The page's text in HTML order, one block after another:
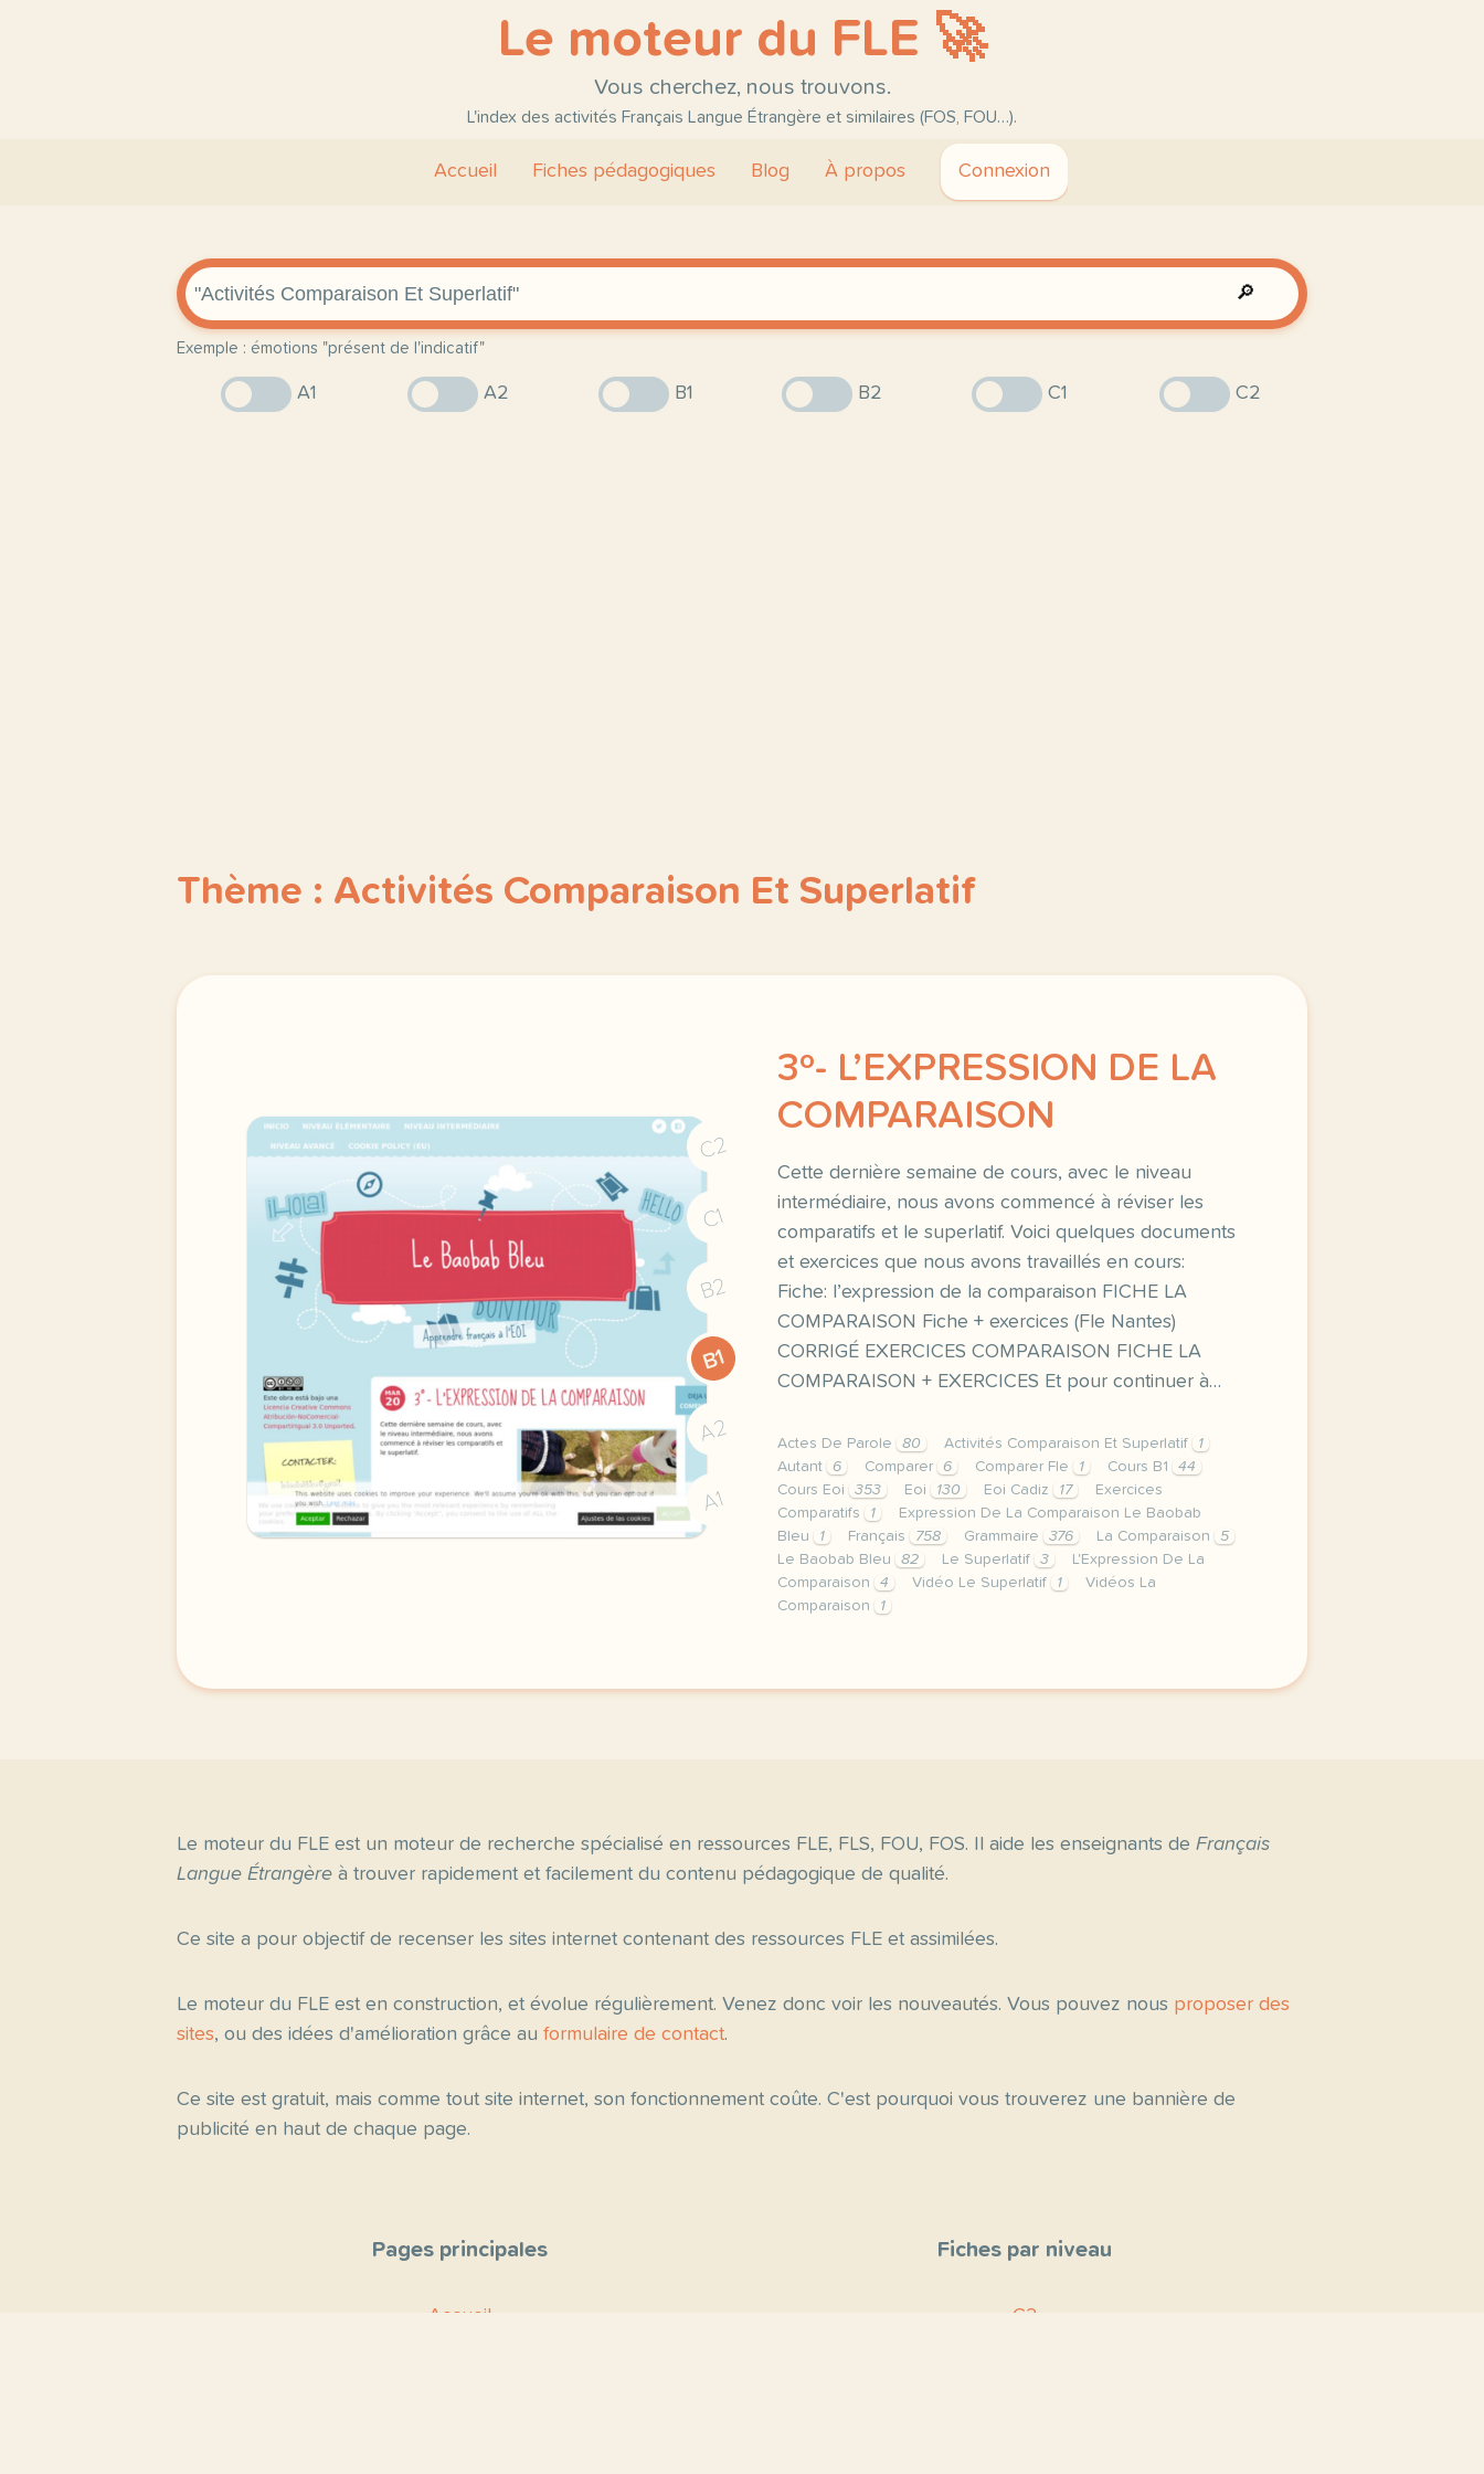
Le moteur du FLE 🚀
Vous cherchez, nous trouvons.
L'index des activités Français Langue Étrangère et similaires (FOS, FOU…).
Accueil Fiches pédagogiques Blog À propos Connexion
🔎
Exemple : émotions "présent de l'indicatif"
A1 A2 B1 B2 C1 C2
Thème : Activités Comparaison Et Superlatif
C2
C1
B2
B1
A2
A1
3º- L’EXPRESSION DE LA
COMPARAISON
Cette dernière semaine de cours, avec le niveau
intermédiaire, nous avons commencé à réviser les
comparatifs et le superlatif. Voici quelques documents
et exercices que nous avons travaillés en cours:
Fiche: l’expression de la comparaison FICHE LA
COMPARAISON Fiche + exercices (Fle Nantes)
CORRIGÉ EXERCICES COMPARAISON FICHE LA
COMPARAISON + EXERCICES Et pour continuer à…
Actes De Parole 80 Activités Comparaison Et Superlatif
1
Autant
6 Comparer 6 Comparer Fle 1 Cours B1
44
Cours Eoi
353 Eoi 130 Eoi Cadiz 17
Exercices
Comparatifs
1
Expression De La Comparaison Le Baobab
Bleu
1 Français 758 Grammaire 376 La Comparaison
5
Le Baobab Bleu
82 Le Superlatif 3
L'Expression De La
Comparaison
4 Vidéo Le Superlatif 1
Vidéos La
Comparaison
1
Le moteur du FLE est un moteur de recherche spécialisé en ressources FLE, FLS, FOU, FOS. Il aide les enseignants de Français
Langue Étrangère à trouver rapidement et facilement du contenu pédagogique de qualité.
Ce site a pour objectif de recenser les sites internet contenant des ressources FLE et assimilées.
Le moteur du FLE est en construction, et évolue régulièrement. Venez donc voir les nouveautés. Vous pouvez nous proposer des
sites, ou des idées d'amélioration grâce au formulaire de contact.
Ce site est gratuit, mais comme tout site internet, son fonctionnement coûte. C'est pourquoi vous trouverez une bannière de
publicité en haut de chaque page.
Pages principales
Accueil
Fiches par niveau
C2